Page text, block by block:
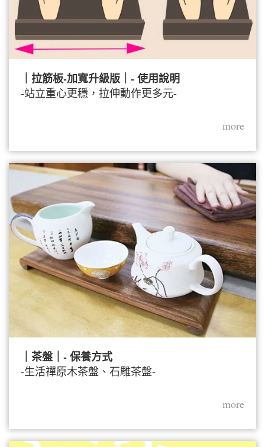
｜拉筋板-加寬升級版｜- 使用說明
-站立重心更穩，拉伸動作更多元-
more
｜茶盤｜- 保養方式
-生活禪原木茶盤、石雕茶盤-
more